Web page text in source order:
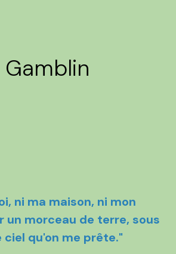
ni ma maison, ni mon
un morceau de terre, sous
ciel qu'on me prête."